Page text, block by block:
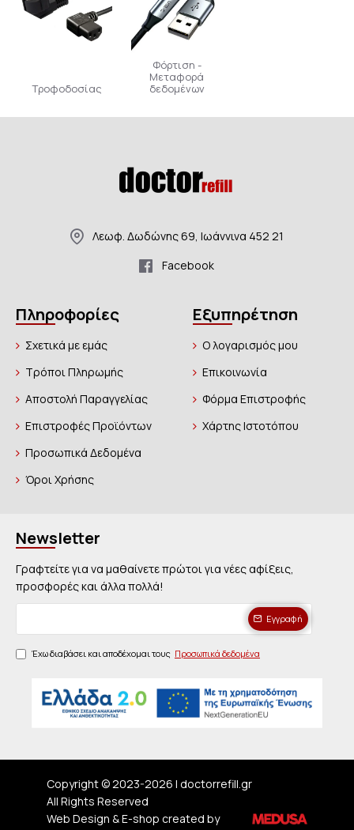
Τροφοδοσίας
Φόρτιση -
Μεταφορά
δεδομένων
Λεωφ. Δωδώνης 69, Ιωάννινα 452 21
Facebook
Πληροφορίες
Σχετικά με εμάς
Τρόποι Πληρωμής
Αποστολή Παραγγελίας
Επιστροφές Προϊόντων
Προσωπικά Δεδομένα
Όροι Χρήσης
Εξυπηρέτηση
Ο λογαρισμός μου
Επικοινωνία
Φόρμα Επιστροφής
Χάρτης Ιστοτόπου
Newsletter
Γραφτείτε για να μαθαίνετε πρώτοι για νέες αφίξεις,
προσφορές και άλλα πολλά!
Εγγραφή
Έχω διαβάσει και αποδέχομαι τους Προσωπικά δεδομένα
Copyright © 2023-2026 | doctorrefill.gr
All Rights Reserved
Web Design & E-shop created by